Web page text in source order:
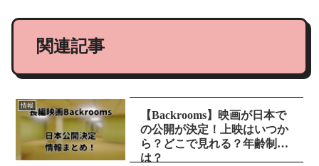
関連記事
情報
【Backrooms】映画が日本で
の公開が決定！上映はいつか
ら？どこで見れる？年齢制限
は？